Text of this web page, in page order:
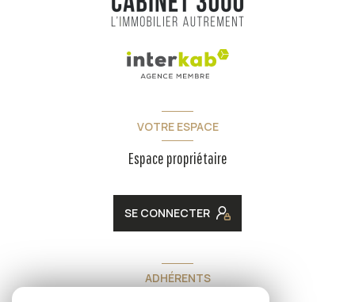
VOTRE ESPACE
Espace propriétaire
SE CONNECTER
ADHÉRENTS